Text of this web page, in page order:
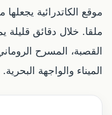
موقع الكاتدرائية
ملقا. خلال دقائق
القصبة، المسرح
الميناء والواجهة البحرية.